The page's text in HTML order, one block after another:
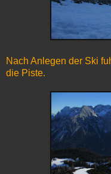
Nach Anlegen der Ski
die Piste.